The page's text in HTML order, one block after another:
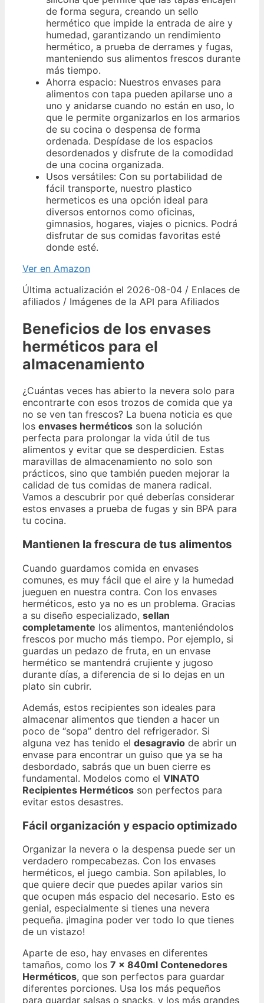
de forma segura, creando un sello
hermético que impide la entrada de aire y
humedad, garantizando un rendimiento
hermético, a prueba de derrames y fugas,
manteniendo sus alimentos frescos durante
más tiempo.
Ahorra espacio: Nuestros envases para
alimentos con tapa pueden apilarse uno a
uno y anidarse cuando no están en uso, lo
que le permite organizarlos en los armarios
de su cocina o despensa de forma
ordenada. Despídase de los espacios
desordenados y disfrute de la comodidad
de una cocina organizada.
Usos versátiles: Con su portabilidad de
fácil transporte, nuestro plastico
hermeticos es una opción ideal para
diversos entornos como oficinas,
gimnasios, hogares, viajes o picnics. Podrá
disfrutar de sus comidas favoritas esté
donde esté.
Ver en Amazon
Última actualización el 2026-08-04 / Enlaces de
afiliados / Imágenes de la API para Afiliados
Beneficios de los envases
herméticos para el
almacenamiento
¿Cuántas veces has abierto la nevera solo para
encontrarte con esos trozos de comida que ya
no se ven tan frescos? La buena noticia es que
los envases herméticos son la solución
perfecta para prolongar la vida útil de tus
alimentos y evitar que se desperdicien. Estas
maravillas de almacenamiento no solo son
prácticos, sino que también pueden mejorar la
calidad de tus comidas de manera radical.
Vamos a descubrir por qué deberías considerar
estos envases a prueba de fugas y sin BPA para
tu cocina.
Mantienen la frescura de tus alimentos
Cuando guardamos comida en envases
comunes, es muy fácil que el aire y la humedad
jueguen en nuestra contra. Con los envases
herméticos, esto ya no es un problema. Gracias
a su diseño especializado, sellan
completamente los alimentos, manteniéndolos
frescos por mucho más tiempo. Por ejemplo, si
guardas un pedazo de fruta, en un envase
hermético se mantendrá crujiente y jugoso
durante días, a diferencia de si lo dejas en un
plato sin cubrir.
Además, estos recipientes son ideales para
almacenar alimentos que tienden a hacer un
poco de “sopa” dentro del refrigerador. Si
alguna vez has tenido el desagravio de abrir un
envase para encontrar un guiso que ya se ha
desbordado, sabrás que un buen cierre es
fundamental. Modelos como el VINATO
Recipientes Herméticos son perfectos para
evitar estos desastres.
Fácil organización y espacio optimizado
Organizar la nevera o la despensa puede ser un
verdadero rompecabezas. Con los envases
herméticos, el juego cambia. Son apilables, lo
que quiere decir que puedes apilar varios sin
que ocupen más espacio del necesario. Esto es
genial, especialmente si tienes una nevera
pequeña. ¡Imagina poder ver todo lo que tienes
de un vistazo!
Aparte de eso, hay envases en diferentes
tamaños, como los 7 x 840ml Contenedores
Herméticos, que son perfectos para guardar
diferentes porciones. Usa los más pequeños
para guardar salsas o snacks, y los más grandes